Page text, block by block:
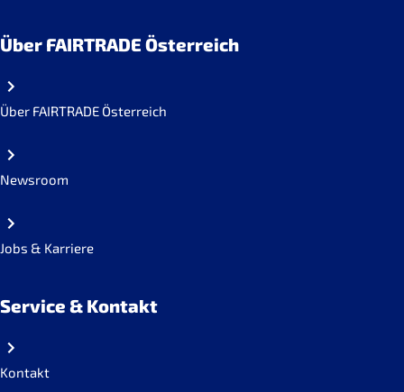
Über FAIRTRADE Österreich
Über FAIRTRADE Österreich
Newsroom
Jobs & Karriere
Service & Kontakt
Kontakt